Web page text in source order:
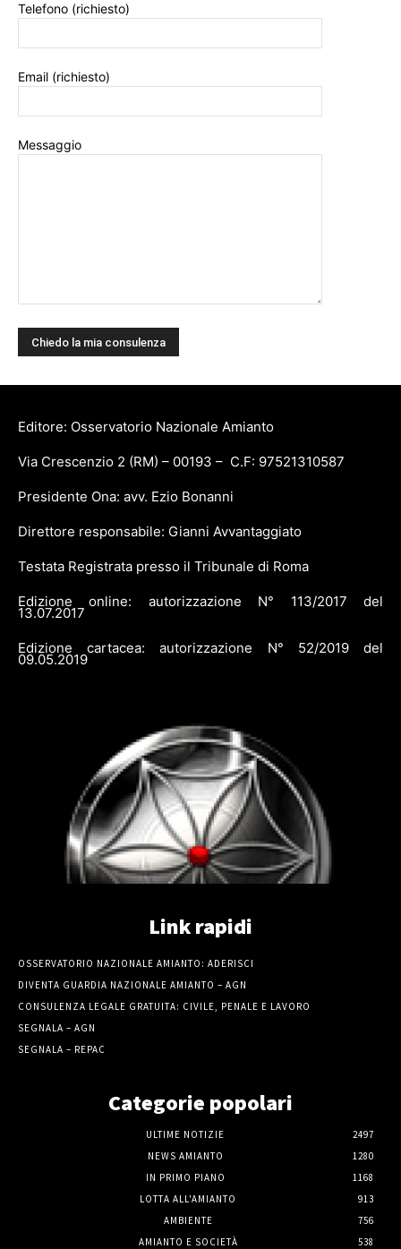
Telefono (richiesto)
Email (richiesto)
Messaggio
Editore: Osservatorio Nazionale Amianto
Via Crescenzio 2 (RM) – 00193 – C.F: 97521310587
Presidente Ona: avv. Ezio Bonanni
Direttore responsabile: Gianni Avvantaggiato
Testata Registrata presso il Tribunale di Roma
Edizione online: autorizzazione N° 113/2017 del
13.07.2017
Edizione cartacea: autorizzazione N° 52/2019 del
09.05.2019
Link rapidi
OSSERVATORIO NAZIONALE AMIANTO: ADERISCI
DIVENTA GUARDIA NAZIONALE AMIANTO – AGN
CONSULENZA LEGALE GRATUITA: CIVILE, PENALE E LAVORO
SEGNALA – AGN
SEGNALA – REPAC
Categorie popolari
ULTIME NOTIZIE
2497
NEWS AMIANTO
1280
IN PRIMO PIANO
1168
LOTTA ALL'AMIANTO
913
AMBIENTE
756
AMIANTO E SOCIETÀ
538